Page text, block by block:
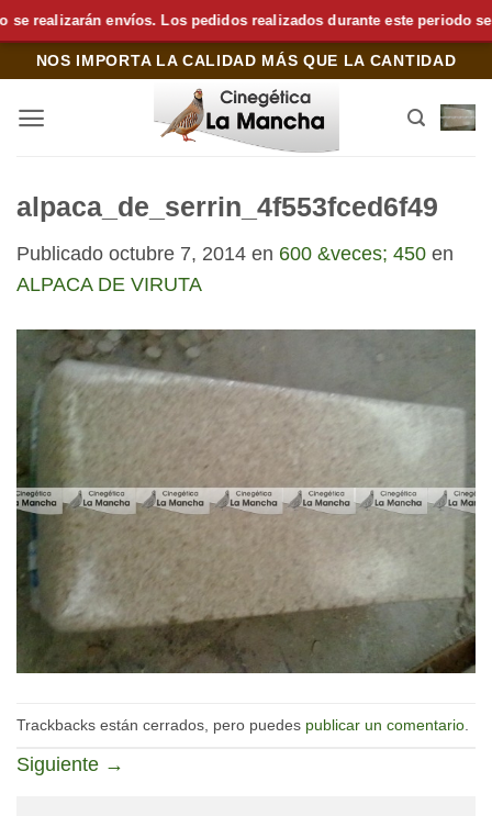
realizarán envíos. Los pedidos realizados durante este periodo se
Saltar
contenido
NOS IMPORTA LA CALIDAD MÁS QUE LA CANTIDAD
alpaca_de_serrin_4f553fced6f49
Publicado octubre 7, 2014 en 600 &veces; 450 en
ALPACA DE VIRUTA
Trackbacks están cerrados, pero puedes publicar un comentario
Siguiente →